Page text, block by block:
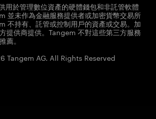
用於管理數位資產的硬體錢包和非託管軟體
並未作為金融服務提供者或加密貨幣交易所
不持有、託管或控制用戶的資產或交易。加
提供商提供。Tangem 不對這些第三方服務
薦。